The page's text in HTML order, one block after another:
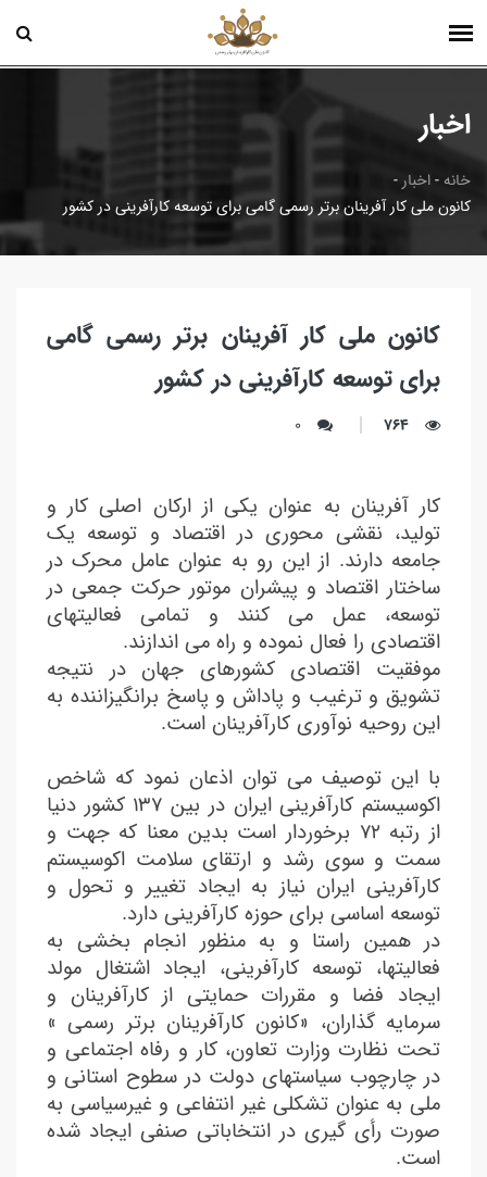
اخبار
خانه -اخبار-
کانون ملی کار آفرینان برتر رسمی گامی برای توسعه کارآفرینی در کشور
کانون ملی کار آفرینان برتر رسمی گامی
برای توسعه کارآفرینی در کشور
764
0
کار آفرینان به عنوان یکی از ارکان اصلی کار و
تولید، نقشی محوری در اقتصاد و توسعه یک
جامعه دارند. از این رو به عنوان عامل محرک در
ساختار اقتصاد و پیشران موتور حرکت جمعی در
توسعه، عمل می کنند و تمامی فعالیتهای
اقتصادی را فعال نموده و راه می اندازند.
موفقیت اقتصادی کشورهای جهان در نتیجه
تشویق و ترغیب و پاداش و پاسخ برانگیزاننده به
این روحیه نوآوری کارآفرینان است.
با این توصیف می توان اذعان نمود که شاخص
اکوسیستم کارآفرینی ایران در بین ۱۳۷ کشور دنیا
از رتبه ۷۲ برخوردار است بدین معنا که جهت و
سمت و سوی رشد و ارتقای سلامت اکوسیستم
کارآفرینی ایران نیاز به ایجاد تغییر و تحول و
توسعه اساسی برای حوزه کارآفرینی دارد.
در همین راستا و به منظور انجام بخشی به
فعالیتها، توسعه کارآفرینی، ایجاد اشتغال مولد
ایجاد فضا و مقررات حمایتی از کارآفرینان و
سرمایه گذاران، «کانون کارآفرینان برتر رسمی »
تحت نظارت وزارت تعاون، کار و رفاه اجتماعی و
در چارچوب سیاستهای دولت در سطوح استانی و
ملی به عنوان تشکلی غیر انتفاعی و غیرسیاسی به
صورت رأی گیری در انتخاباتی صنفی ایجاد شده
است.